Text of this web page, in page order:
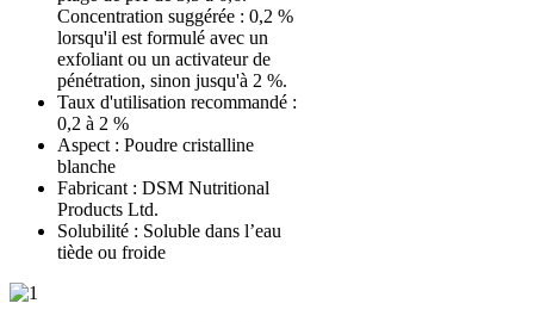
Concentration suggérée : 0,2 %
lorsqu'il est formulé avec un
exfoliant ou un activateur de
pénétration, sinon jusqu'à 2 %.
Taux d'utilisation recommandé :
0,2 à 2 %
Aspect : Poudre cristalline
blanche
Fabricant : DSM Nutritional
Products Ltd.
Solubilité : Soluble dans l’eau
tiède ou froide